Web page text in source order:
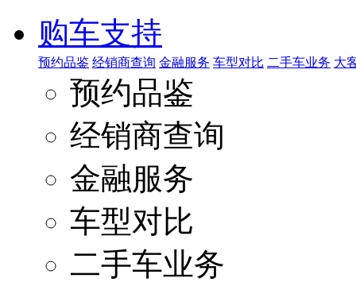
购车支持
预约品鉴 经销商查询 金融服务 车型对比 二手车业务 大
预约品鉴
经销商查询
金融服务
车型对比
二手车业务